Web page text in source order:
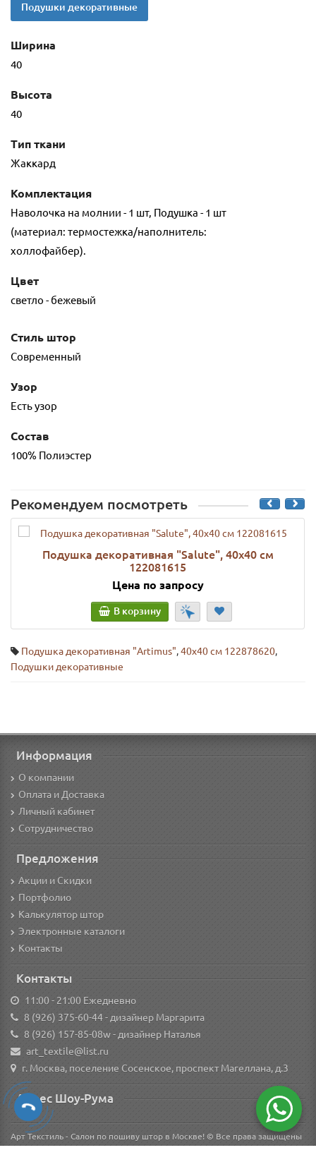
Подушки декоративные
Ширина
40
Высота
40
Тип ткани
Жаккард
Комплектация
Наволочка на молнии - 1 шт, Подушка - 1 шт
(материал: термостежка/наполнитель:
холлофайбер).
Цвет
светло - бежевый
Стиль штор
Современный
Узор
Есть узор
Состав
100% Полиэстер
Рекомендуем посмотреть
Подушка декоративная "Salute", 40х40 см
122081615
Цена по запросу
В корзину
Подушка декоративная "Artimus",40х40 см 122878620,
Подушки декоративные
Информация
О компании
Оплата и Доставка
Личный кабинет
Сотрудничество
Предложения
Акции и Скидки
Портфолио
Калькулятор штор
Электронные каталоги
Контакты
Контакты
11:00 - 21:00 Ежедневно
8 (926) 375-60-44- дизайнер Маргарита
8 (926) 157-85-08w- дизайнер Наталья
art_textile@list.ru
г. Москва, поселение Сосенское, проспект Магеллана, д.3
Адрес Шоу-Рума
Арт Текстиль - Салон по пошиву штор в Москве! © Все права защищены